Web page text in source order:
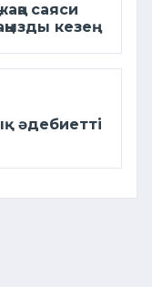
саяси
кезең
әдебиетті